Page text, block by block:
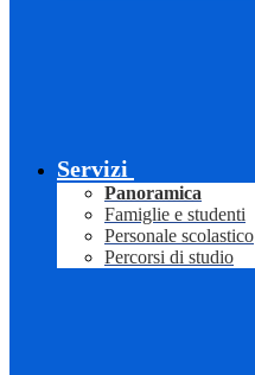
Servizi
Panoramica
Famiglie e studenti
Personale scolastico
Percorsi di studio